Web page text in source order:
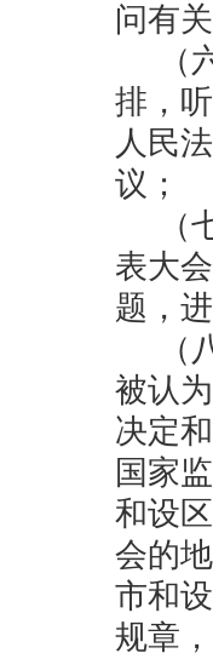
问有
排，
人民
议；
表大
题，
被认
决定
国家
和设
会的
市和
规章